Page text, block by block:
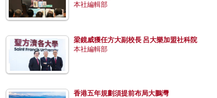
本社編輯部
梁鏡威獲任方大副校長 呂大樂加盟社科院
本社編輯部
香港五年規劃須提前布局大鵬灣